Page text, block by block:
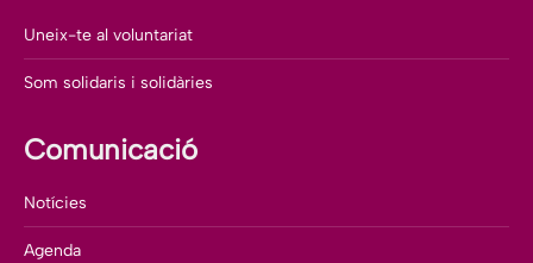
Uneix-te al voluntariat
Som solidaris i solidàries
Comunicació
Notícies
Agenda